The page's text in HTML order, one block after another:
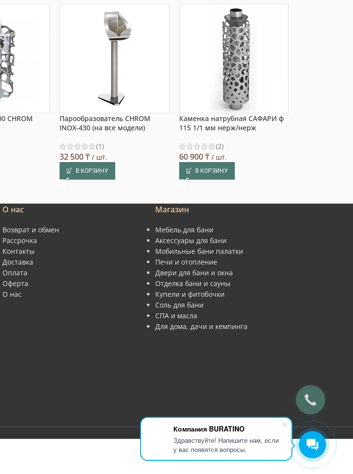
Компания BURATINO
Здравствуйте! Напишите нам, если
у вас появятся вопросы.
CHROM
Парообразователь CHROM
INOX-430 (на все модели)
(1)
32 500₸ / шт.
В КОРЗИНУ
Каменка натрубная САФАРИ ф
115 1/1 мм нерж/нерж
(2)
60 900₸/ шт.
В КОРЗИНУ
О нас
Возврат и обмен
Рассрочка
Контакты
Доставка
Оплата
Оферта
О нас
Магазин
Мебель для бани
Аксессуары для бани
Мобильные бани палатки
Печи и отопление
Двери для бани и окна
Отделка бани и сауны
Купели и фитобочки
Соль для бани
СПА и масла
Для дома, дачи и кемпинга